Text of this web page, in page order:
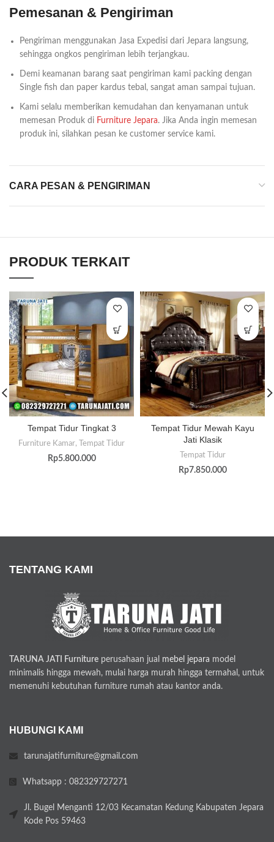
Pemesanan & Pengiriman
Pengiriman menggunakan Jasa Expedisi dari Jepara langsung,
sehingga ongkos pengiriman lebih terjangkau.
Demi keamanan barang saat pengiriman kami packing dengan
Single fish dan paper kardus tebal, sangat aman sampai tujuan.
Kami selalu memberikan kemudahan dan kenyamanan untuk
memesan Produk di Furniture Jepara. Jika Anda ingin memesan
produk ini, silahkan pesan ke customer service kami.
CARA PESAN & PENGIRIMAN
PRODUK TERKAIT
Tempat Tidur Tingkat 3
Furniture Kamar,
Tempat Tidur
Rp5.800.000
Tempat Tidur Mewah Kayu
Jati Klasik
Tempat Tidur
Rp7.850.000
TENTANG KAMI
TARUNA JATI Furniture perusahaan jual mebel jepara model
minimalis hingga mewah, mulai harga murah hingga termahal, untuk
memenuhi kebutuhan furniture rumah atau kantor anda.
HUBUNGI KAMI
tarunajatifurniture@gmail.com
Whatsapp : 082329727271
Jl. Bugel Menganti 12/03 Kecamatan Kedung Kabupaten Jepara
Kode Pos 59463